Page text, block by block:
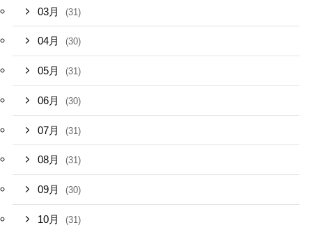
03月 (31)
04月 (30)
05月 (31)
06月 (30)
07月 (31)
08月 (31)
09月 (30)
10月 (31)